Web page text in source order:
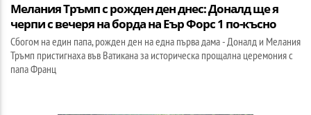
Мелания Тръмп с рожден ден днес: Доналд ще я
черпи с вечеря на борда на Еър Форс 1 по-късно
Сбогом на един папа, рожден ден на една първа дама - Доналд и Мелания
Тръмп пристигнаха във Ватикана за историческа прощална церемония с
папа Франц